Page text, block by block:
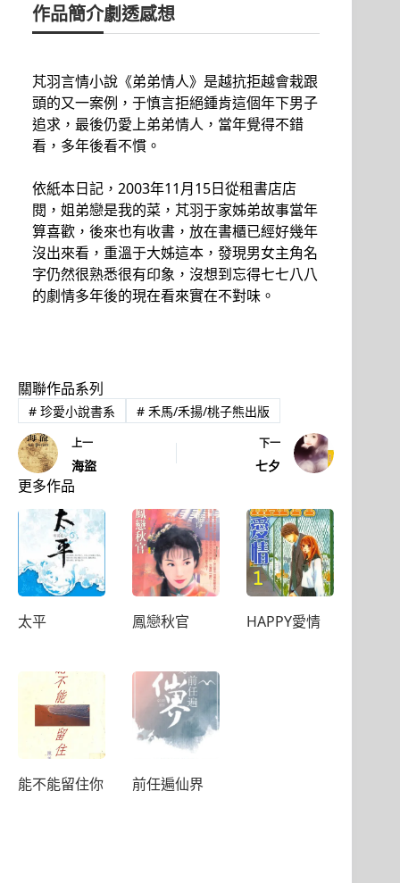
作品簡介劇透感想
芃羽言情小說《弟弟情人》是越抗拒越會栽跟
頭的又一案例，于慎言拒絕鍾肯這個年下男子
追求，最後仍愛上弟弟情人，當年覺得不錯
看，多年後看不慣。
依紙本日記，2003年11月15日從租書店店
閱，姐弟戀是我的菜，芃羽于家姊弟故事當年
算喜歡，後來也有收書，放在書櫃已經好幾年
沒出來看，重溫于大姊這本，發現男女主角名
字仍然很熟悉很有印象，沒想到忘得七七八八
的劇情多年後的現在看來實在不對味。
關聯作品系列
#珍愛小說書系 #禾馬/禾揚/桃子熊出版
上一
海盜
下一
七夕
更多作品
太平 鳳戀秋官 HAPPY愛情
能不能留住你 前任遍仙界